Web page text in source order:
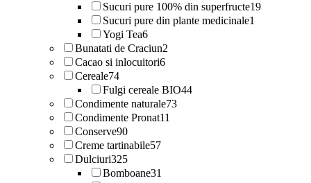
Sucuri pure 100% din superfructe19
Sucuri pure din plante medicinale1
Yogi Tea6
Bunatati de Craciun2
Cacao si inlocuitori6
Cereale74
Fulgi cereale BIO44
Condimente naturale73
Condimente Pronat11
Conserve90
Creme tartinabile57
Dulciuri325
Bomboane31